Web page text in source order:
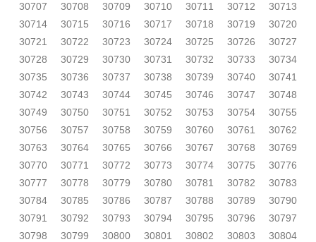
30707
30708 30709 30710 30711 30712
30713
30714
30715 30716 30717 30718 30719
30720
30721
30722 30723 30724 30725 30726
30727
30728
30729 30730 30731 30732 30733
30734
30735
30736 30737 30738 30739 30740
30741
30742
30743 30744 30745 30746 30747
30748
30749
30750 30751 30752 30753 30754
30755
30756
30757 30758 30759 30760 30761
30762
30763
30764 30765 30766 30767 30768
30769
30770
30771 30772 30773 30774 30775
30776
30777
30778 30779 30780 30781 30782
30783
30784
30785 30786 30787 30788 30789
30790
30791
30792 30793 30794 30795 30796
30797
30798
30799 30800 30801 30802 30803
30804